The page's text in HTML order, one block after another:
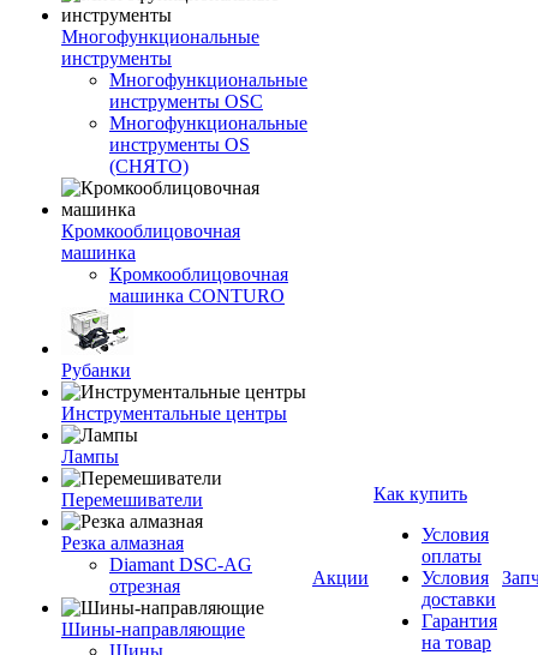
Многофункциональные
инструменты
Многофункциональные
инструменты OSC
Многофункциональные
инструменты OS
(СНЯТО)
Кромкооблицовочная
машинка
Кромкооблицовочная
машинка CONTURO
Рубанки
Инструментальные центры
Лампы
Перемешиватели
Резка алмазная
Diamant DSC-AG
отрезная
Шины-направляющие
Шины
Акции
Как купить
Условия
оплаты
Условия
доставки
Гарантия
на товар